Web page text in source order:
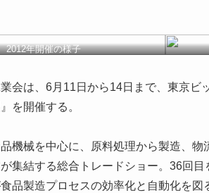
2012年開催の様子
会は、6月11日から14日まで、東京ビ
を開催する。
機械を中心に、原料処理から製造、
集結する総合トレードショー。36回
品製造プロセスの効率化と自動化を